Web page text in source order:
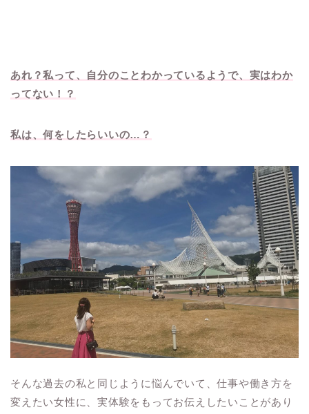
あれ？私って、自分のことわかっているようで、実はわか
ってない！？
私は、何をしたらいいの…？
そんな過去の私と同じように悩んでいて、仕事や働き方を
変えたい女性に、実体験をもってお伝えしたいことがあり